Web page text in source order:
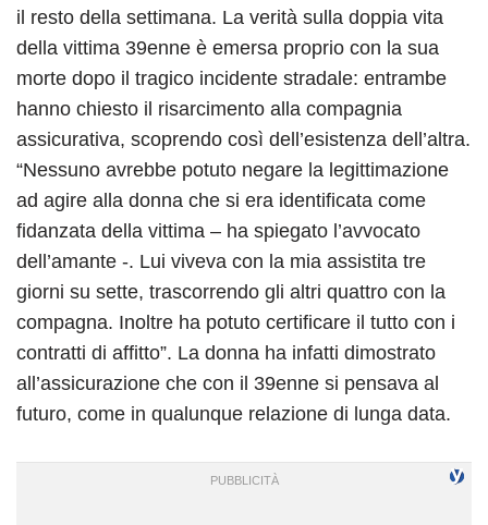
il resto della settimana. La verità sulla doppia vita
della vittima 39enne è emersa proprio con la sua
morte dopo il tragico incidente stradale: entrambe
hanno chiesto il risarcimento alla compagnia
assicurativa, scoprendo così dell’esistenza dell’altra.
“Nessuno avrebbe potuto negare la legittimazione
ad agire alla donna che si era identificata come
fidanzata della vittima – ha spiegato l’avvocato
dell’amante -. Lui viveva con la mia assistita tre
giorni su sette, trascorrendo gli altri quattro con la
compagna. Inoltre ha potuto certificare il tutto con i
contratti di affitto”. La donna ha infatti dimostrato
all’assicurazione che con il 39enne si pensava al
futuro, come in qualunque relazione di lunga data.